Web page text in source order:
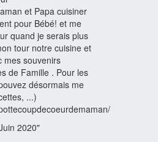
et Papa cuisiner
pour Bébé! et me
quand je serais plus
tour notre cuisine et
mes souvenirs
de Famille . Pour les
désormais me
...)
2020"